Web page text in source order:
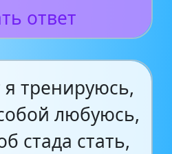
ответ
тренируюсь,
любуюсь,
стада стать,